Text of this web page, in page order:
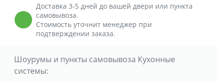
Доставка 3-5 дней до вашей двери или пункта
самовывоза.
Стоимость уточнит менеджер при
подтверждении заказа.
Шоурумы и пункты самовывоза Кухонные
системы: